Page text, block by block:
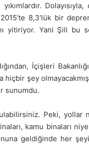
8,3’lük bir
yitiriyor. Yani Şili bu
İçişleri
hiçbir şey
sunumdu.
Peki, yollar
kamu binaları niye
geldiğinde her şeyi